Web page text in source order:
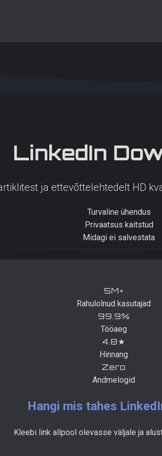
LinkedIn
ja ettevõttelehtedelt HD
Turvaline ühendus
Privaatsus kaitstud
Midagi ei salvestata
5M+
Rahulolnud kasutajad
99.9%
Tööaeg
4.8★
Hinnang
Zero
Andmelogid
Hangi mis tahes
Kleebi link allpool olevasse väljale ja